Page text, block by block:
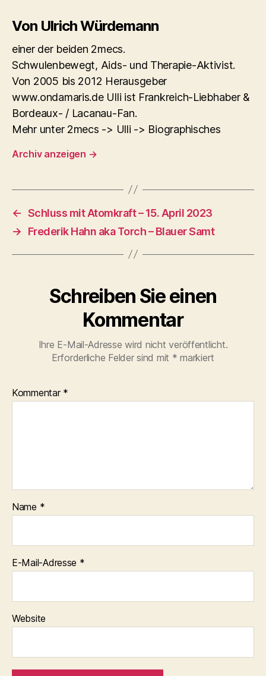
Von Ulrich Würdemann
einer der beiden 2mecs.
Schwulenbewegt, Aids- und Therapie-Aktivist.
Von 2005 bis 2012 Herausgeber
www.ondamaris.de Ulli ist Frankreich-Liebhaber &
Bordeaux- / Lacanau-Fan.
Mehr unter 2mecs -> Ulli -> Biographisches
Archiv anzeigen →
← Schluss mit Atomkraft – 15. April 2023
→
Frederik Hahn aka Torch – Blauer Samt
Schreiben Sie einen
Kommentar
Ihre E-Mail-Adresse wird nicht veröffentlicht.
Erforderliche Felder sind mit * markiert
Kommentar *
Name *
E-Mail-Adresse *
Website